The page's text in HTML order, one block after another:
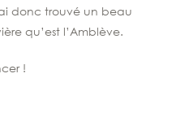
donc trouvé un beau
qu’est l’Amblève.
!